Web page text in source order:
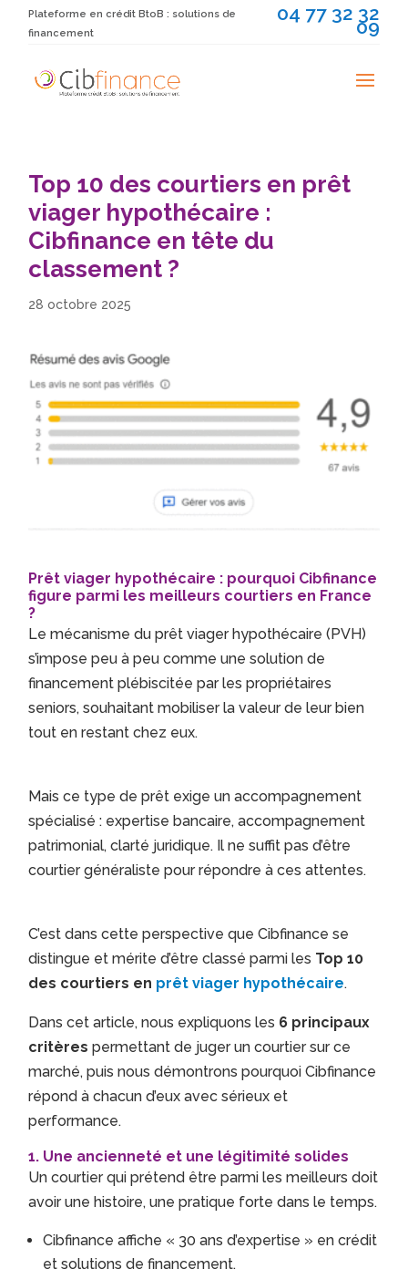
Plateforme en crédit BtoB : solutions de
financement
04 77 32 32
09
Top 10 des courtiers en prêt
viager hypothécaire :
Cibfinance en tête du
classement ?
28 octobre 2025
Prêt viager hypothécaire : pourquoi Cibfinance
figure parmi les meilleurs courtiers en France
?
Le mécanisme du prêt viager hypothécaire (PVH)
s’impose peu à peu comme une solution de
financement plébiscitée par les propriétaires
seniors, souhaitant mobiliser la valeur de leur bien
tout en restant chez eux.
Mais ce type de prêt exige un accompagnement
spécialisé : expertise bancaire, accompagnement
patrimonial, clarté juridique. Il ne suffit pas d’être
courtier généraliste pour répondre à ces attentes.
C’est dans cette perspective que Cibfinance se
distingue et mérite d’être classé parmi les Top 10
des courtiers en prêt viager hypothécaire.
Dans cet article, nous expliquons les 6 principaux
critères permettant de juger un courtier sur ce
marché, puis nous démontrons pourquoi Cibfinance
répond à chacun d’eux avec sérieux et
performance.
1. Une ancienneté et une légitimité solides
Un courtier qui prétend être parmi les meilleurs doit
avoir une histoire, une pratique forte dans le temps.
Cibfinance affiche « 30 ans d’expertise » en crédit
et solutions de financement.